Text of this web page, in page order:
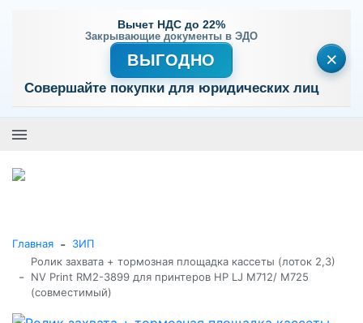
Вычет НДС до 22%
Закрывающие документы в ЭДО
ВЫГОДНО
Совершайте покупки для юридических лиц
×
Главная - ЗИП
-
Ролик захвата + тормозная площадка кассеты (лоток 2,3)
NV Print RM2-3899 для принтеров HP LJ M712/ M725
(совместимый)